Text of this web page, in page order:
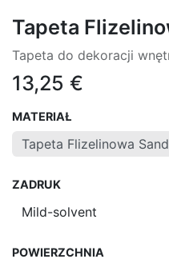
Tapeta
Tapeta do dekoracji
13,25 €
MATERIAŁ
ZADRUK
POWIERZCHNIA